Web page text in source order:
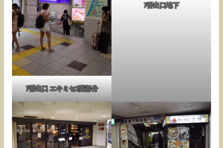
7番出口 エキミセ1階部分
7番出口地下